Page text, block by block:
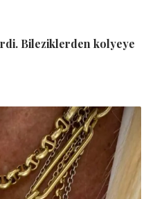
Bileziklerden kolyeye